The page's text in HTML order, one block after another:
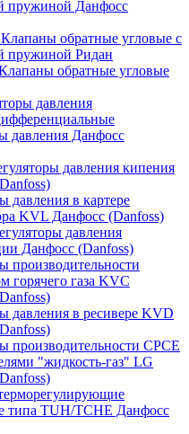
пружиной Данфосс
обратные угловые с
пружиной Ридан
обратные угловые
давления
давления Данфосс
давления кипения
давления в картере
KVL Данфосс (Danfoss)
давления
Данфосс (Danfoss)
производительности
горячего газа KVC
давления в ресивере KVD
производительности CPCE
"жидкость-газ" LG
типа TUH/TCHE Данфосс